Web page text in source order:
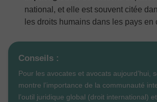
national, et elle est souvent citée
les droits humains dans les pays en
Conseils :
Pour les avocates et avocats aujourd’hui,
montre l’importance de la communauté
l’outil juridique global (droit international)